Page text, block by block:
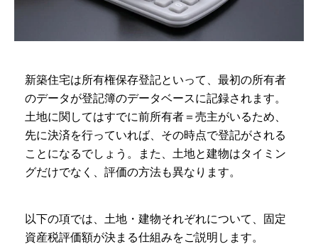
新築住宅は所有権保存登記といって、最初の所有者
のデータが登記簿のデータベースに記録されます。
土地に関してはすでに前所有者＝売主がいるため、
先に決済を行っていれば、その時点で登記がされる
ことになるでしょう。また、土地と建物はタイミン
グだけでなく、評価の方法も異なります。
以下の項では、土地・建物それぞれについて、固定
資産税評価額が決まる仕組みをご説明します。